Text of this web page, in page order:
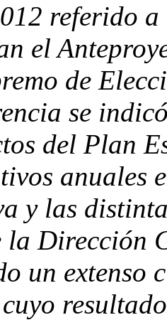
referido
el
de
se
del Plan
anuales
y las
la Dirección
un extenso